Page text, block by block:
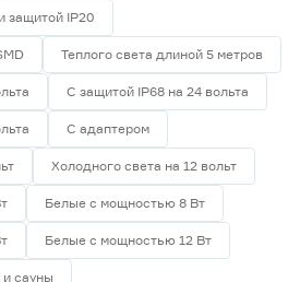
защитой IP20
Теплого света длиной 5 метров
С защитой IP68 на 24 вольта
С адаптером
Холодного света на 12 вольт
Белые с мощностью 8 Вт
Белые с мощностью 12 Вт
и сауны